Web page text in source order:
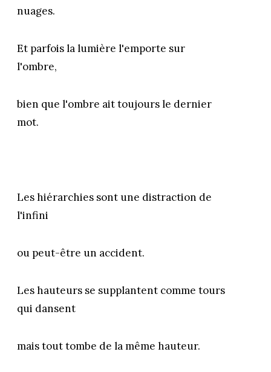
nuages.
Et parfois la lumière l'emporte sur
l'ombre,
bien que l'ombre ait toujours le dernier
mot.
Les hiérarchies sont une distraction de
l'infini
ou peut-être un accident.
Les hauteurs se supplantent comme tours
qui dansent
mais tout tombe de la même hauteur.